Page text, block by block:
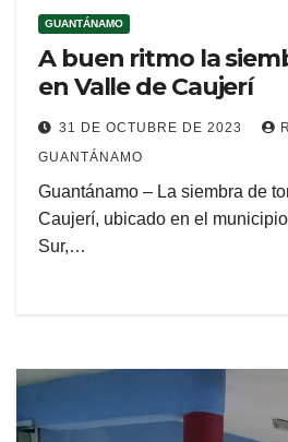
GUANTÁNAMO
A buen ritmo la
en Valle de Caujerí
31 DE OCTUBRE DE 2023
GUANTÁNAMO
Guantánamo – La siembra de
Caujerí, ubicado en el
Sur,…